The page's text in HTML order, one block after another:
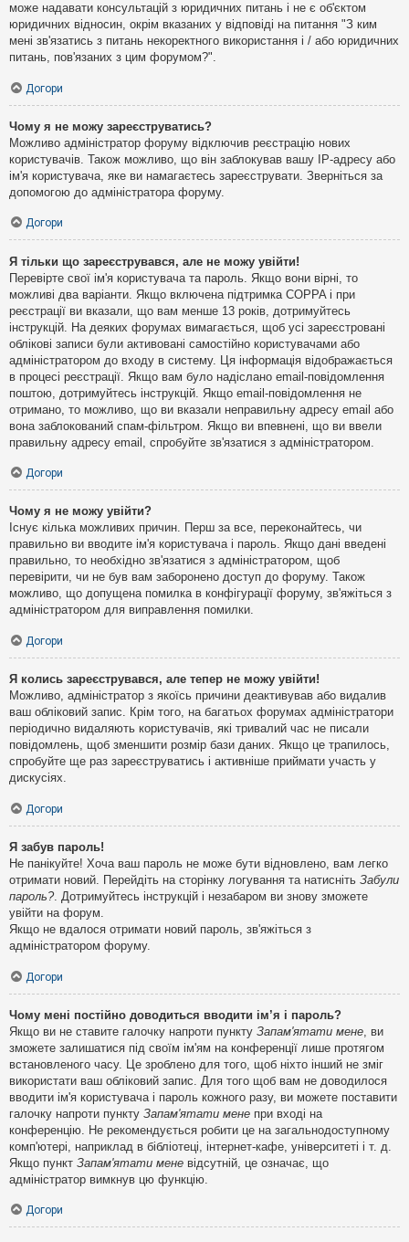
може надавати консультацій з юридичних питань і не є об'єктом
юридичних відносин, окрім вказаних у відповіді на питання "З ким
мені зв'язатись з питань некоректного використання і / або юридичних
питань, пов'язаних з цим форумом?".
Догори
Чому я не можу зареєструватись?
Можливо адміністратор форуму відключив реєстрацію нових
користувачів. Також можливо, що він заблокував вашу IP-адресу або
ім'я користувача, яке ви намагаєтесь зареєструвати. Зверніться за
допомогою до адміністратора форуму.
Догори
Я тільки що зареєструвався, але не можу увійти!
Перевірте свої ім'я користувача та пароль. Якщо вони вірні, то
можливі два варіанти. Якщо включена підтримка COPPA і при
реєстрації ви вказали, що вам менше 13 років, дотримуйтесь
інструкцій. На деяких форумах вимагається, щоб усі зареєстровані
облікові записи були активовані самостійно користувачами або
адміністратором до входу в систему. Ця інформація відображається
в процесі реєстрації. Якщо вам було надіслано email-повідомлення
поштою, дотримуйтесь інструкцій. Якщо email-повідомлення не
отримано, то можливо, що ви вказали неправильну адресу email або
вона заблокований спам-фільтром. Якщо ви впевнені, що ви ввели
правильну адресу email, спробуйте зв'язатися з адміністратором.
Догори
Чому я не можу увійти?
Існує кілька можливих причин. Перш за все, переконайтесь, чи
правильно ви вводите ім'я користувача і пароль. Якщо дані введені
правильно, то необхідно зв'язатися з адміністратором, щоб
перевірити, чи не був вам заборонено доступ до форуму. Також
можливо, що допущена помилка в конфігурації форуму, зв'яжіться з
адміністратором для виправлення помилки.
Догори
Я колись зареєструвався, але тепер не можу увійти!
Можливо, адміністратор з якоїсь причини деактивував або видалив
ваш обліковий запис. Крім того, на багатьох форумах адміністратори
періодично видаляють користувачів, які тривалий час не писали
повідомлень, щоб зменшити розмір бази даних. Якщо це трапилось,
спробуйте ще раз зареєструватись і активніше приймати участь у
дискусіях.
Догори
Я забув пароль!
Не панікуйте! Хоча ваш пароль не може бути відновлено, вам легко
отримати новий. Перейдіть на сторінку логування та натисніть Забули
пароль?. Дотримуйтесь інструкцій і незабаром ви знову зможете
увійти на форум.
Якщо не вдалося отримати новий пароль, зв'яжіться з
адміністратором форуму.
Догори
Чому мені постійно доводиться вводити ім’я і пароль?
Якщо ви не ставите галочку напроти пункту Запам'ятати мене , ви
зможете залишатися під своїм ім'ям на конференції лише протягом
встановленого часу. Це зроблено для того, щоб ніхто інший не зміг
використати ваш обліковий запис. Для того щоб вам не доводилося
вводити ім'я користувача і пароль кожного разу, ви можете поставити
галочку напроти пункту Запам'ятати мене при вході на
конференцію. Не рекомендується робити це на загальнодоступному
комп'ютері, наприклад в бібліотеці, інтернет-кафе, університеті і т. д.
Якщо пункт Запам'ятати мене відсутній, це означає, що
адміністратор вимкнув цю функцію.
Догори